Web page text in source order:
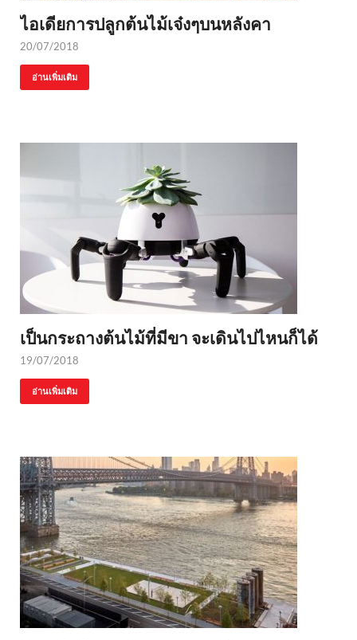
ไอเดียการปลูกต้นไม้เจ๋งๆบนหลังคา
20/07/2018
อ่านเพิ่มเติม
เป็นกระถางต้นไม้ที่มีขา จะเดินไปไหนก็ได้
19/07/2018
อ่านเพิ่มเติม